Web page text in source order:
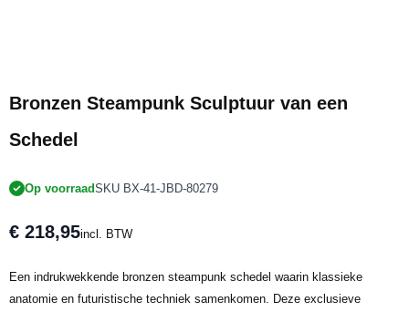
Bronzen Steampunk Sculptuur van een
Schedel
Op voorraadSKU BX-41-JBD-80279
€ 218,95incl. BTW
Een indrukwekkende bronzen steampunk schedel waarin klassieke
anatomie en futuristische techniek samenkomen. Deze exclusieve